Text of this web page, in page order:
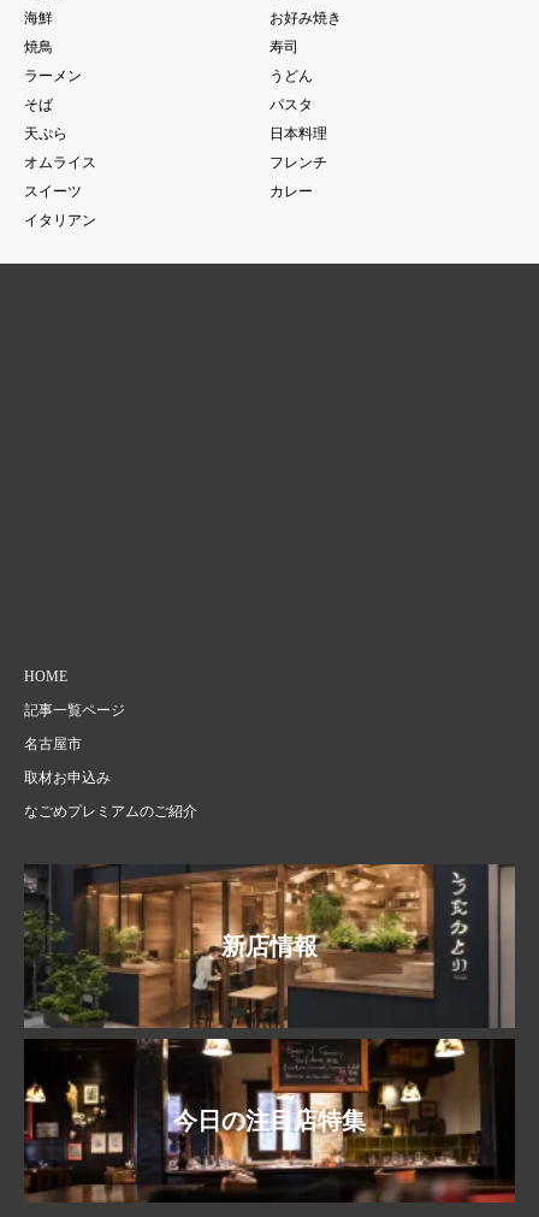
海鮮
お好み焼き
焼鳥
寿司
ラーメン
うどん
そば
パスタ
天ぷら
日本料理
オムライス
フレンチ
スイーツ
カレー
イタリアン
HOME
記事一覧ページ
名古屋市
取材お申込み
なごめプレミアムのご紹介
新店情報
今日の注目店特集